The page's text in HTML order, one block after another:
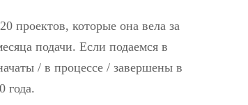
проектов, которые она вела за
подачи. Если подаемся в
/ в процессе / завершены в
года.